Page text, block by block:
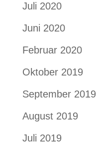
Juli 2020
Juni 2020
Februar 2020
Oktober 2019
September 2019
August 2019
Juli 2019